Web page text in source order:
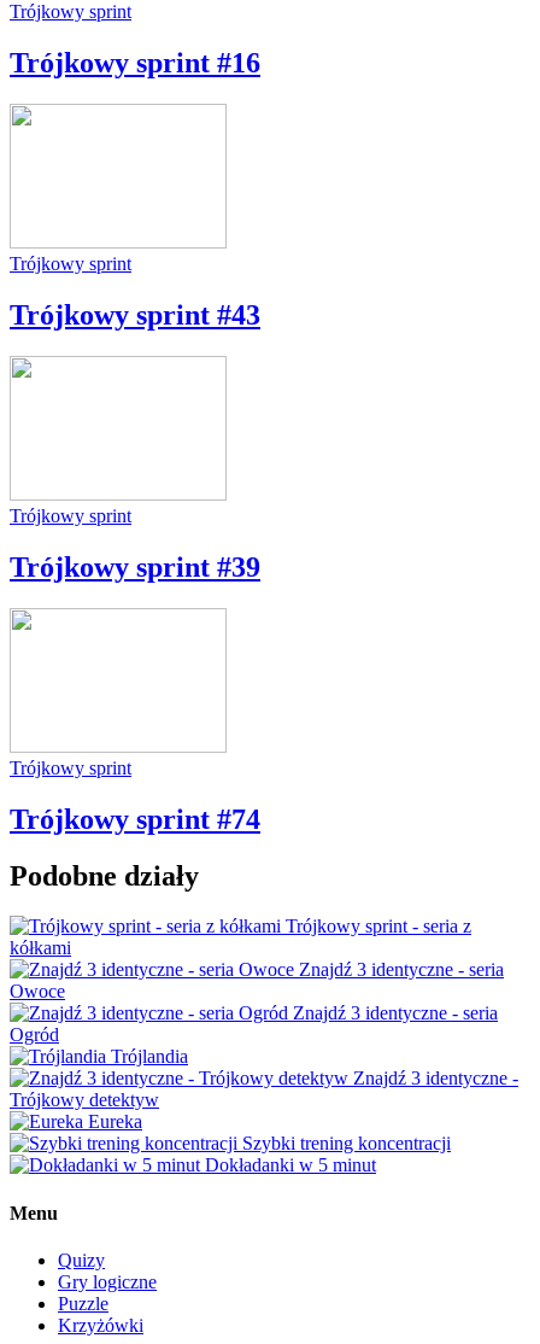
Trójkowy sprint
Trójkowy sprint #16
Trójkowy sprint
Trójkowy sprint #43
Trójkowy sprint
Trójkowy sprint #39
Trójkowy sprint
Trójkowy sprint #74
Podobne działy
Trójkowy sprint - seria z
kółkami
Znajdź 3 identyczne - seria
Owoce
Znajdź 3 identyczne - seria
Ogród
Trójlandia
Znajdź 3 identyczne -
Trójkowy detektyw
Eureka
Szybki trening koncentracji
Dokładanki w 5 minut
Menu
Quizy
Gry logiczne
Puzzle
Krzyżówki